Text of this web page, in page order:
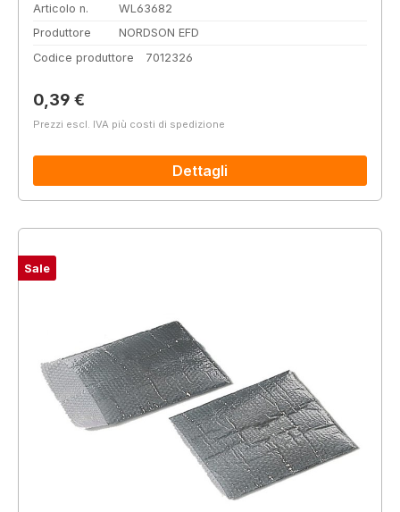
Articolo n.
WL63682
Produttore
NORDSON EFD
Codice produttore
7012326
Prezzo normale:
0,39 €
Prezzi escl. IVA più costi di spedizione
Dettagli
Sale